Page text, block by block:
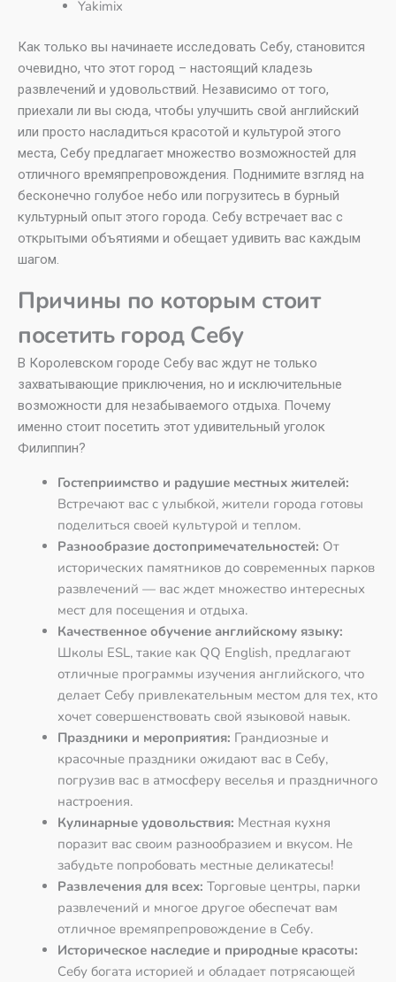
Yakimix
Как только вы начинаете исследовать Себу, становится
очевидно, что этот город – настоящий кладезь
развлечений и удовольствий. Независимо от того,
приехали ли вы сюда, чтобы улучшить свой английский
или просто насладиться красотой и культурой этого
места, Себу предлагает множество возможностей для
отличного времяпрепровождения. Поднимите взгляд на
бесконечно голубое небо или погрузитесь в бурный
культурный опыт этого города. Себу встречает вас с
открытыми объятиями и обещает удивить вас каждым
шагом.
Причины по которым стоит
посетить город Себу
В Королевском городе Себу вас ждут не только
захватывающие приключения, но и исключительные
возможности для незабываемого отдыха. Почему
именно стоит посетить этот удивительный уголок
Филиппин?
Гостеприимство и радушие местных жителей:
Встречают вас с улыбкой, жители города готовы
поделиться своей культурой и теплом.
Разнообразие достопримечательностей: От
исторических памятников до современных парков
развлечений — вас ждет множество интересных
мест для посещения и отдыха.
Качественное обучение английскому языку:
Школы ESL, такие как QQ English, предлагают
отличные программы изучения английского, что
делает Себу привлекательным местом для тех, кто
хочет совершенствовать свой языковой навык.
Праздники и мероприятия: Грандиозные и
красочные праздники ожидают вас в Себу,
погрузив вас в атмосферу веселья и праздничного
настроения.
Кулинарные удовольствия: Местная кухня
поразит вас своим разнообразием и вкусом. Не
забудьте попробовать местные деликатесы!
Развлечения для всех: Торговые центры, парки
развлечений и многое другое обеспечат вам
отличное времяпрепровождение в Себу.
Историческое наследие и природные красоты:
Себу богата историей и обладает потрясающей